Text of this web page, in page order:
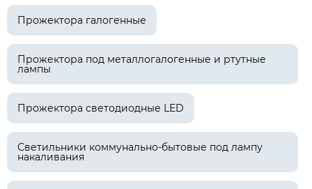
Прожектора галогенные
Прожектора под металлогалогенные и ртутные
лампы
Прожектора светодиодные LED
Светильники коммунально-бытовые под лампу
накаливания